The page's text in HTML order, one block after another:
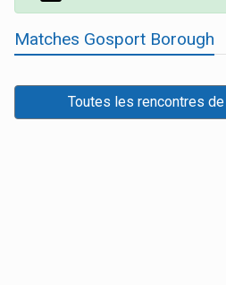
Matches Gosport Borough
Toutes les rencontres